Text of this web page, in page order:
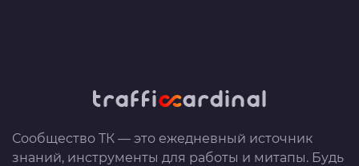
Сообщество ТК — это ежедневный источник
знаний, инструменты для работы и митапы. Будь